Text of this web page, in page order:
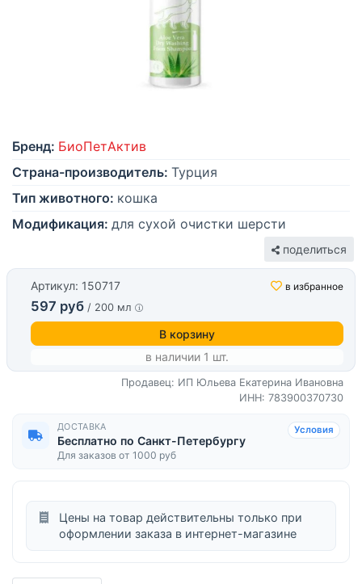
Бренд: БиоПетАктив
Страна-производитель: Турция
Тип животного: кошка
Модификация: для сухой очистки шерсти
поделиться
Артикул: 150717 в избранное
597 руб / 200 мл
В корзину
в наличии 1 шт.
Продавец: ИП Юльева Екатерина Ивановна
ИНН: 783900370730
ДОСТАВКА
Бесплатно по Санкт-Петербургу
Для заказов от 1000 руб
Условия
Цены на товар действительны только при
оформлении заказа в интернет-магазине